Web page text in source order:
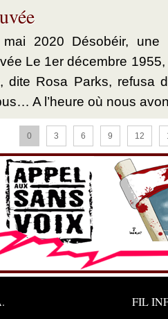
2020 Désobéir, une
Le 1er décembre
dite Rosa Parks, refusa
A l’heure où nous
0 3 6 9 12
FIL